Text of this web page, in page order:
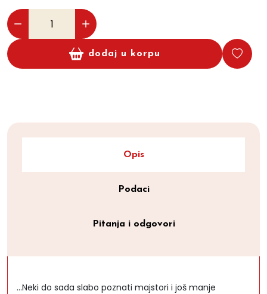
dodaj u korpu
Opis
Podaci
Pitanja i odgovori
...Neki do sada slabo poznati majstori i još manje